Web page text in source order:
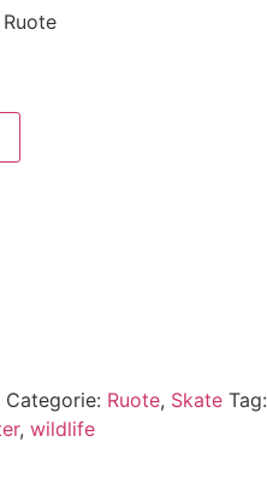
Ruote
Categorie: Ruote, Skate Tag:
, wildlife